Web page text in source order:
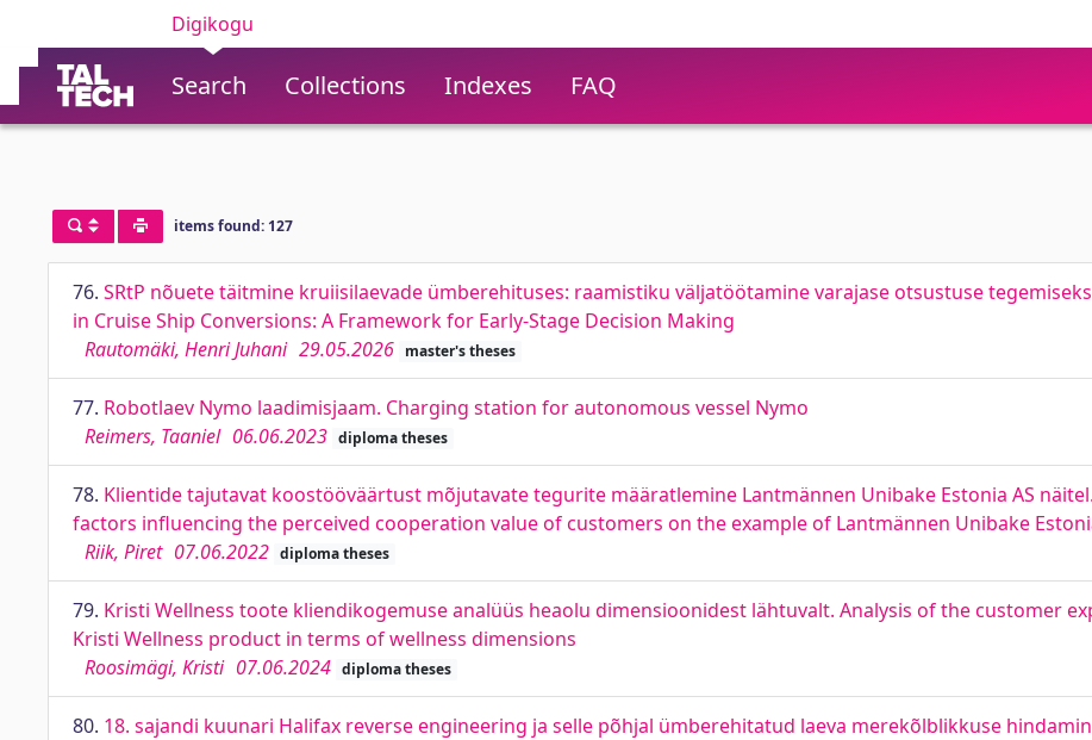
Digikogu
Search Collections Indexes FAQ
items found: 127
76. SRtP nõuete täitmine kruiisilaevade ümberehituses: raamistiku väljatöötamine varajase otsustuse
in Cruise Ship Conversions: A Framework for Early-Stage Decision Making
Rautomäki, Henri Juhani 29.05.2026 master's theses
77. Robotlaev Nymo laadimisjaam. Charging station for autonomous vessel Nymo
Reimers, Taaniel 06.06.2023 diploma theses
78. Klientide tajutavat koostööväärtust mõjutavate tegurite määratlemine Lantmännen Unibake Estonia AS
factors influencing the perceived cooperation value of customers on the example of Lantmännen Unibake
Riik, Piret 07.06.2022 diploma theses
79. Kristi Wellness toote kliendikogemuse analüüs heaolu dimensioonidest lähtuvalt. Analysis of the customer
Kristi Wellness product in terms of wellness dimensions
Roosimägi, Kristi 07.06.2024 diploma theses
80. 18. sajandi kuunari Halifax reverse engineering ja selle põhjal ümberehitatud laeva merekõlblikkuse